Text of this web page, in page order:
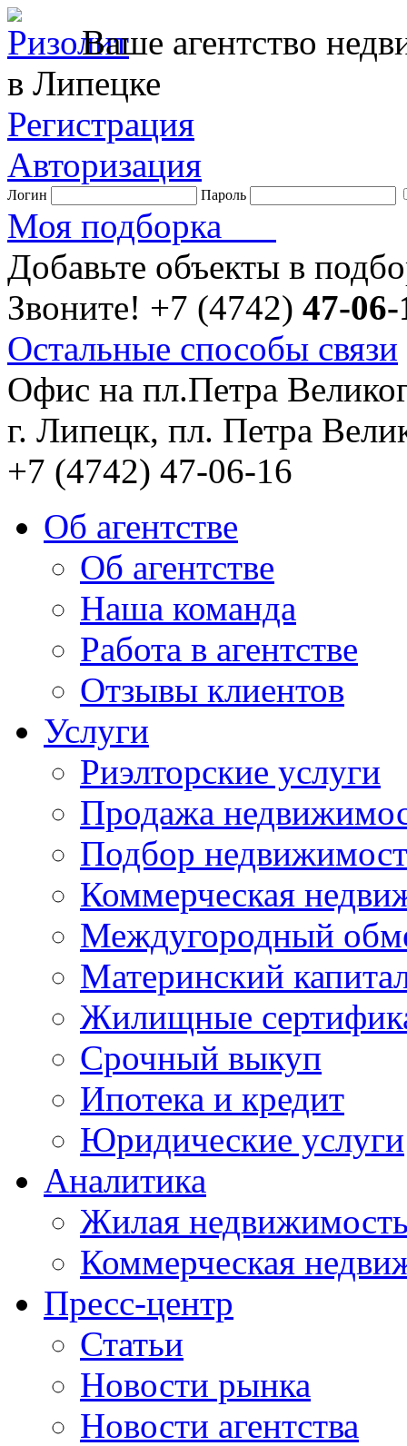
Ваше агентство
в Липецке
Регистрация
Авторизация
Логин Пароль
Моя подборка
Добавьте объекты в
Звоните! +7 (4742) 47-06-
Остальные способы связи
Офис на пл.Петра
г. Липецк, пл. Петра
+7 (4742) 47-06-16
Об агентстве
Об агентстве
Наша команда
Работа в агентстве
Отзывы клиентов
Услуги
Риэлторские услуги
Продажа
Подбор
Коммерческая
Междугородный
Материнский
Жилищные
Срочный выкуп
Ипотека и кредит
Юридические услуги
Аналитика
Жилая
Коммерческая
Пресс-центр
Статьи
Новости рынка
Новости агентства